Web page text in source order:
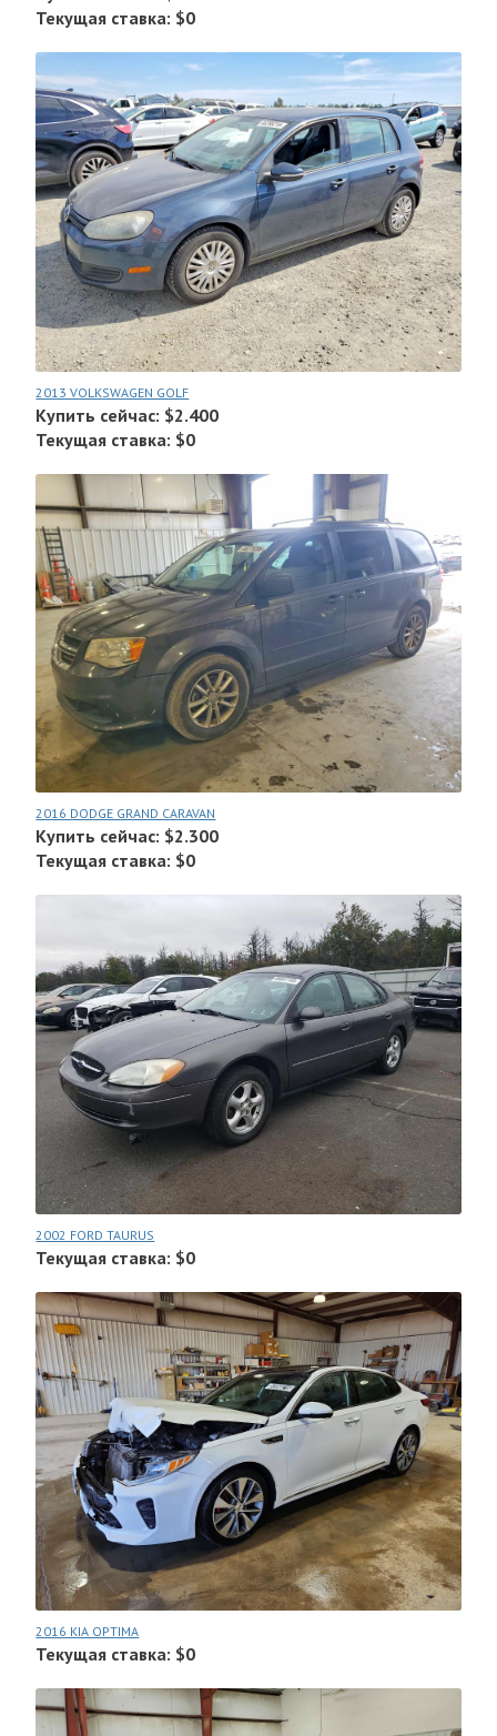
Текущая ставка: $0
2013 VOLKSWAGEN GOLF
Купить сейчас: $2.400
Текущая ставка: $0
2016 DODGE GRAND CARAVAN
Купить сейчас: $2.300
Текущая ставка: $0
2002 FORD TAURUS
Текущая ставка: $0
2016 KIA OPTIMA
Текущая ставка: $0